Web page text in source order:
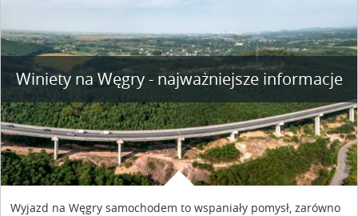
Winiety na Węgry - najważniejsze informacje
Wyjazd na Węgry samochodem to wspaniały pomysł, zarówno